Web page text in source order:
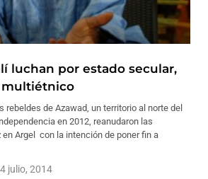
luchan por estado secular,
multiétnico
rebeldes de Azawad, un territorio al norte del
en 2012, reanudaron las
Argel con la intención de poner fin a
julio, 2014